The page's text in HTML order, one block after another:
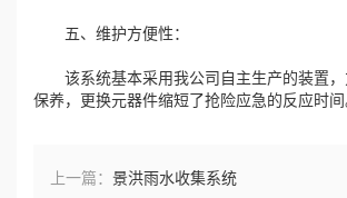
五、维护方便性：
该系统基本采用我公司自主生产的装置，
保养，更换元器件缩短了抢险应急的反应时间
上一篇： 景洪雨水收集系统